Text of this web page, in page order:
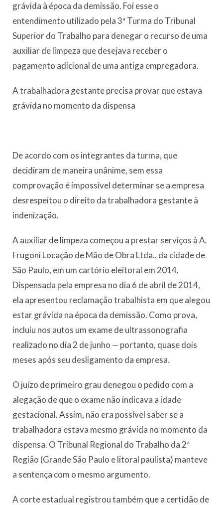
grávida à época da demissão. Foi esse o
entendimento utilizado pela 3ª Turma do Tribunal
Superior do Trabalho para denegar o recurso de uma
auxiliar de limpeza que desejava receber o
pagamento adicional de uma antiga empregadora.
A trabalhadora gestante precisa provar que estava
grávida no momento da dispensa
De acordo com os integrantes da turma, que
decidiram de maneira unânime, sem essa
comprovação é impossível determinar se a empresa
desrespeitou o direito da trabalhadora gestante à
indenização.
A auxiliar de limpeza começou a prestar serviços à A.
Frugoni Locação de Mão de Obra Ltda., da cidade de
São Paulo, em um cartório eleitoral em 2014.
Dispensada pela empresa no dia 6 de abril de 2014,
ela apresentou reclamação trabalhista em que alegou
estar grávida na época da demissão. Como prova,
incluiu nos autos um exame de ultrassonografia
realizado no dia 2 de junho — portanto, quase dois
meses após seu desligamento da empresa.
O juízo de primeiro grau denegou o pedido com a
alegação de que o exame não indicava a idade
gestacional. Assim, não era possível saber se a
trabalhadora estava mesmo grávida no momento da
dispensa. O Tribunal Regional do Trabalho da 2ª
Região (Grande São Paulo e litoral paulista) manteve
a sentença com o mesmo argumento.
A corte estadual registrou também que a certidão de